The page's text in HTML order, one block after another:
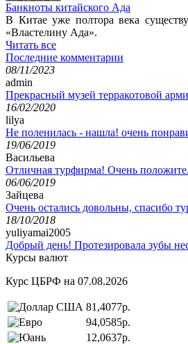
Банкноты китайского Ада
В Китае уже полтора века
«Властелину Ада».
Читать все
Последние комментарии
08/11/2023
admin
Прекрасный музей терракотовой
16/02/2020
lilya
Не поленилась - нашла! очень
19/06/2019
Васильева
Отличная турфирма! Очень
06/06/2019
Зайцева
Очень остались довольны, спасибо
18/10/2018
yuliyamai2005
Добрый день! Протезировала зубы
Курсы валют
Курс ЦБРФ на 07.08.2026
81,4077р.
94,0585р.
12,0637р.